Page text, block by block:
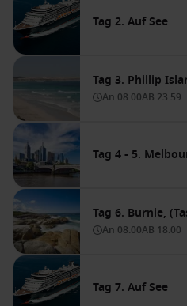
Tag 2. Auf See
Tag 3. Phillip
An 08:00AB 23:59
Tag 4 - 5.
Tag 6. Burnie,
An 08:00AB 18:00
Tag 7. Auf See